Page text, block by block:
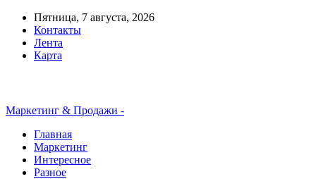
Пятница, 7 августа, 2026
Контакты
Лента
Карта
Маркетинг & Продажи -
Главная
Маркетинг
Интересное
Разное